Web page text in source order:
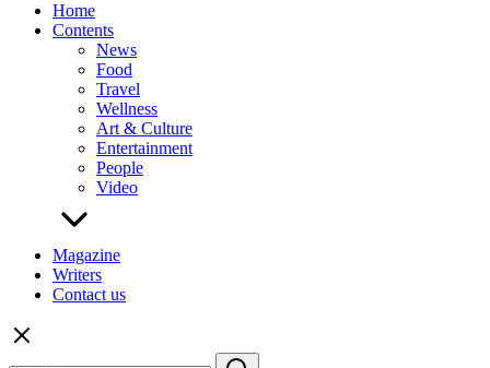
Home
Contents
News
Food
Travel
Wellness
Art & Culture
Entertainment
People
Video
Magazine
Writers
Contact us